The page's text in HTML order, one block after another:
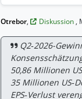
Otrebor, Diskussion ,
Q2‑2026-
50,86 Millionen
35 Millionen
EPS‑Verlust